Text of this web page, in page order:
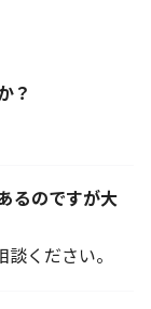
？
るのですが大
ください。